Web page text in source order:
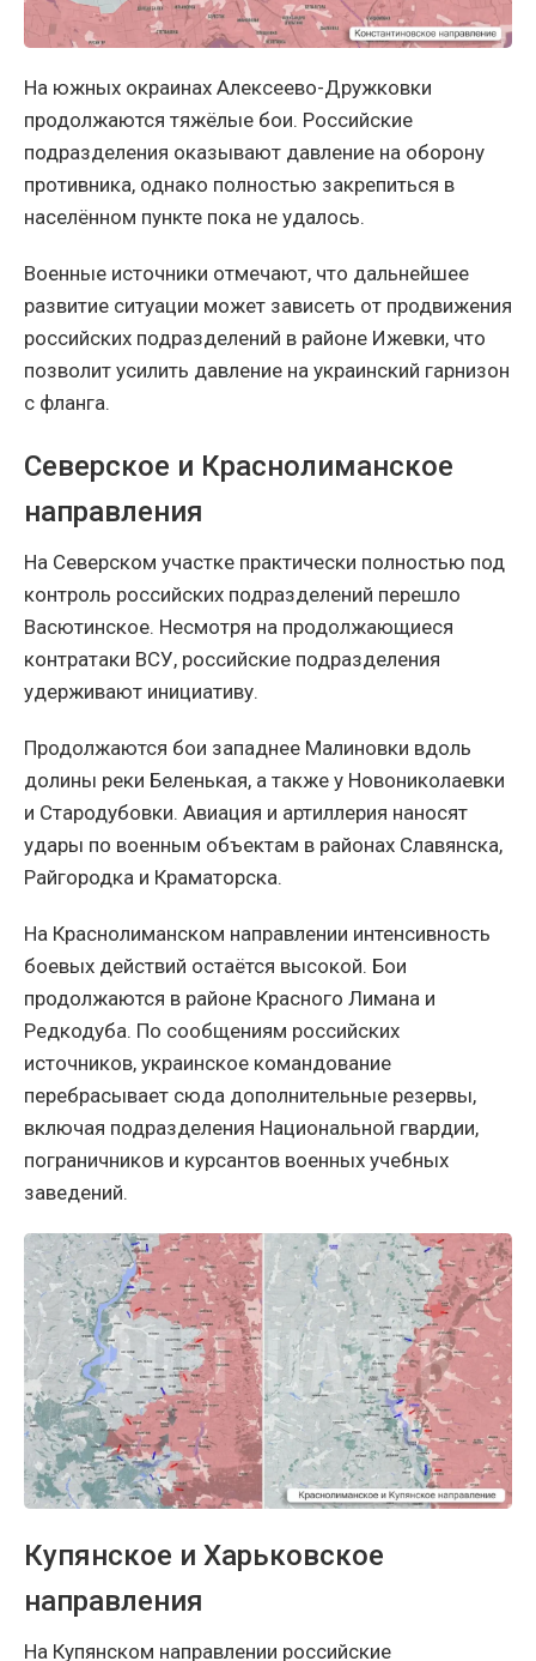
На южных окраинах Алексеево-Дружковки
продолжаются тяжёлые бои. Российские
подразделения оказывают давление на оборону
противника, однако полностью закрепиться в
населённом пункте пока не удалось.
Военные источники отмечают, что дальнейшее
развитие ситуации может зависеть от продвижения
российских подразделений в районе Ижевки, что
позволит усилить давление на украинский гарнизон
с фланга.
Северское и Краснолиманское
направления
На Северском участке практически полностью под
контроль российских подразделений перешло
Васютинское. Несмотря на продолжающиеся
контратаки ВСУ, российские подразделения
удерживают инициативу.
Продолжаются бои западнее Малиновки вдоль
долины реки Беленькая, а также у Новониколаевки
и Стародубовки. Авиация и артиллерия наносят
удары по военным объектам в районах Славянска,
Райгородка и Краматорска.
На Краснолиманском направлении интенсивность
боевых действий остаётся высокой. Бои
продолжаются в районе Красного Лимана и
Редкодуба. По сообщениям российских
источников, украинское командование
перебрасывает сюда дополнительные резервы,
включая подразделения Национальной гвардии,
пограничников и курсантов военных учебных
заведений.
Купянское и Харьковское
направления
На Купянском направлении российские